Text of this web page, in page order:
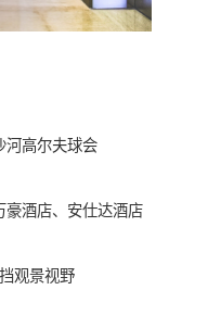
河高尔夫球会
豪酒店、安仕达酒店
观景视野